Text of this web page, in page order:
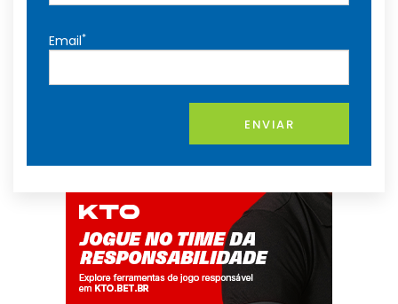
Email*
ENVIAR